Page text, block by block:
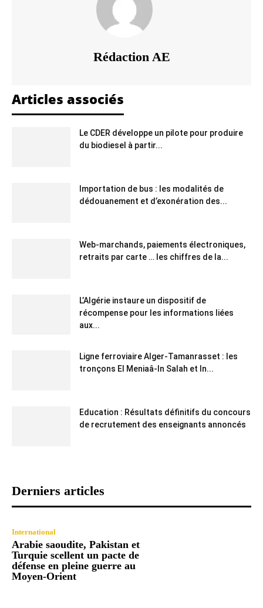
Rédaction AE
Articles associés
Le CDER développe un pilote pour produire
du biodiesel à partir...
Importation de bus : les modalités de
dédouanement et d’exonération des...
Web-marchands, paiements électroniques,
retraits par carte … les chiffres de la...
L’Algérie instaure un dispositif de
récompense pour les informations liées
aux...
Ligne ferroviaire Alger-Tamanrasset : les
tronçons El Meniaâ-In Salah et In...
Education : Résultats définitifs du concours
de recrutement des enseignants annoncés
Derniers articles
International
Arabie saoudite, Pakistan et
Turquie scellent un pacte de
défense en pleine guerre au
Moyen-Orient